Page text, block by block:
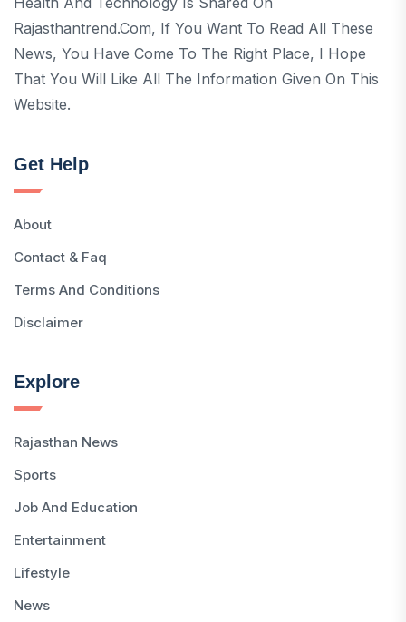
Rajasthantrend.com, If You Want To Read All These
News, You Have Come To The Right Place, I Hope
That You Will Like All The Information Given On This
Website.
Get Help
About
Contact & Faq
Terms And Conditions
Disclaimer
Explore
Rajasthan News
Sports
Job And Education
Entertainment
Lifestyle
News